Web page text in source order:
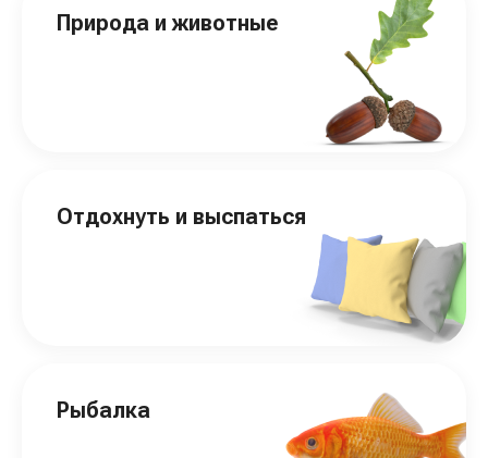
Природа и животные
Отдохнуть и выспаться
Рыбалка